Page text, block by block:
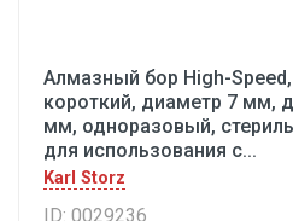
Алмазный бор High-
короткий, диаметр 7 мм,
мм, одноразовый,
для использования с...
Karl Storz
ID: 0029236